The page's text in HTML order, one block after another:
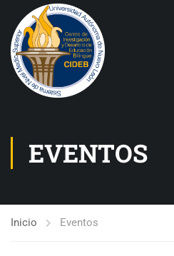
EVENTOS
Inicio Eventos